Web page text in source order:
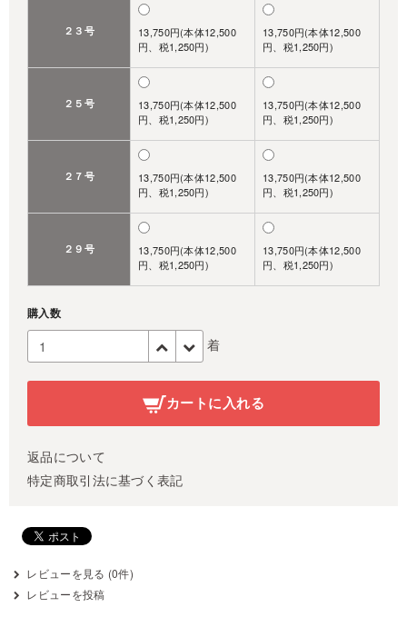
２３号
13,750円(本体12,500
円、税1,250円)
13,750円(本体12,500
円、税1,250円)
２５号
13,750円(本体12,500
円、税1,250円)
13,750円(本体12,500
円、税1,250円)
２７号
13,750円(本体12,500
円、税1,250円)
13,750円(本体12,500
円、税1,250円)
２９号
13,750円(本体12,500
円、税1,250円)
13,750円(本体12,500
円、税1,250円)
購入数
着
カートに入れる
返品について
特定商取引法に基づく表記
レビューを見る (0件)
レビューを投稿